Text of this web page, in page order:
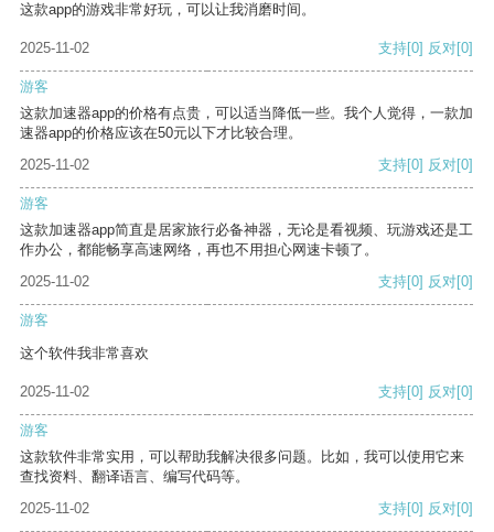
这款app的游戏非常好玩，可以让我消磨时间。
2025-11-02 支持[0] 反对[0]
游客
这款加速器app的价格有点贵，可以适当降低一些。我个人觉得，一款加
速器app的价格应该在50元以下才比较合理。
2025-11-02
支持[0] 反对[0]
游客
这款加速器app简直是居家旅行必备神器，无论是看视频、玩游戏还是工
作办公，都能畅享高速网络，再也不用担心网速卡顿了。
2025-11-02
支持[0] 反对[0]
游客
这个软件我非常喜欢
2025-11-02 支持[0] 反对[0]
游客
这款软件非常实用，可以帮助我解决很多问题。比如，我可以使用它来
查找资料、翻译语言、编写代码等。
2025-11-02
支持[0] 反对[0]